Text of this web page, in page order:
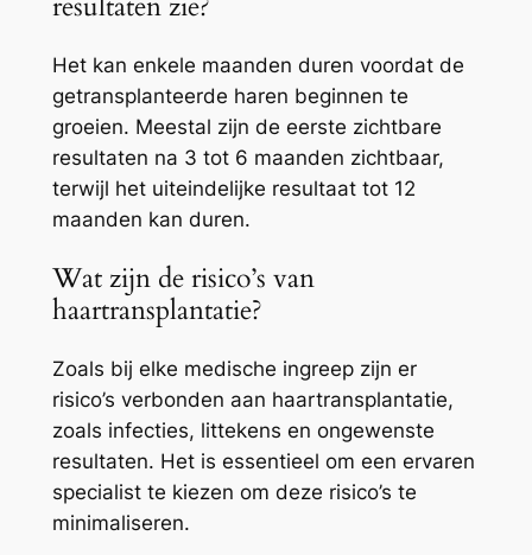
Het kan enkele maanden duren voordat de
getransplanteerde haren beginnen te
groeien. Meestal zijn de eerste zichtbare
resultaten na 3 tot 6 maanden zichtbaar,
terwijl het uiteindelijke resultaat tot 12
maanden kan duren.
Wat zijn de risico’s van
haartransplantatie?
Zoals bij elke medische ingreep zijn er
risico’s verbonden aan haartransplantatie,
zoals infecties, littekens en ongewenste
resultaten. Het is essentieel om een ervaren
specialist te kiezen om deze risico’s te
minimaliseren.